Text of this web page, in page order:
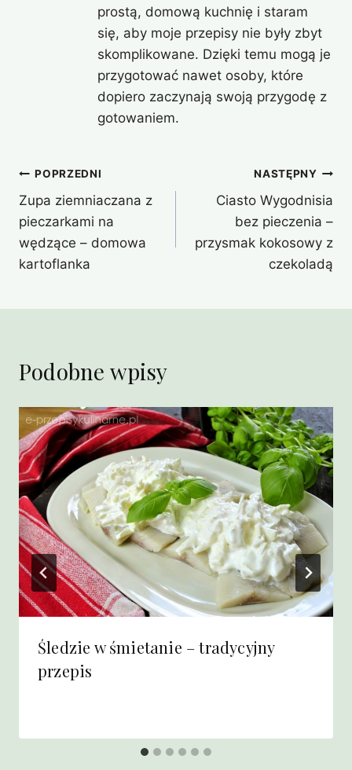
prostą, domową kuchnię i staram
się, aby moje przepisy nie były zbyt
skomplikowane. Dzięki temu mogą je
przygotować nawet osoby, które
dopiero zaczynają swoją przygodę z
gotowaniem.
Nawigacja
wpisu
POPRZEDNI
Zupa ziemniaczana z
pieczarkami na
wędzące – domowa
kartoflanka
NASTĘPNY
Ciasto Wygodnisia
bez pieczenia –
przysmak kokosowy z
czekoladą
Podobne wpisy
Śledzie w śmietanie – tradycyjny
przepis